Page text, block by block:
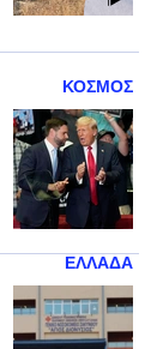
ΚΟΣΜΟΣ
ΕΛΛΑΔΑ